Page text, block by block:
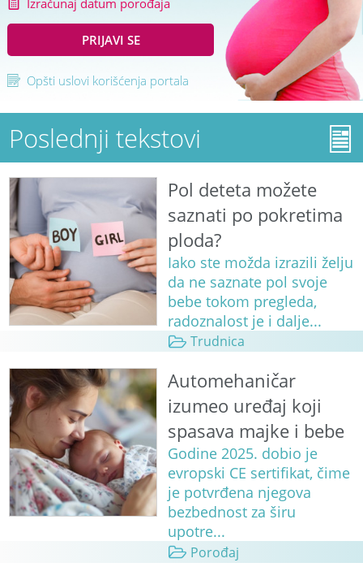
Izračunaj datum porođaja
PRIJAVI SE
Opšti uslovi korišćenja portala
Poslednji tekstovi
Pol deteta možete
saznati po pokretima
ploda?
Iako ste možda izrazili želju
da ne saznate pol svoje
bebe tokom pregleda,
radoznalost je i dalje...
Trudnica
Automehaničar
izumeo uređaj koji
spasava majke i bebe
Godine 2025. dobio je
evropski CE sertifikat, čime
je potvrđena njegova
bezbednost za širu
upotre...
Porođaj